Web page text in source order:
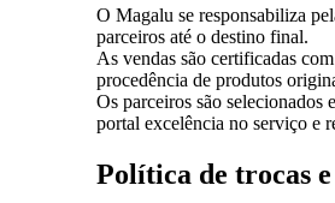
O Magalu se responsabiliza
parceiros até o destino final.
As vendas são certificadas
procedência de produtos
Os parceiros são selecionados
portal excelência no serviço e
Política de trocas